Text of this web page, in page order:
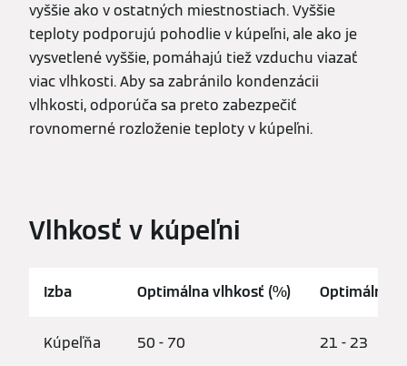
vyššie ako v ostatných miestnostiach. Vyššie
teploty podporujú pohodlie v kúpeľni, ale ako je
vysvetlené vyššie, pomáhajú tiež vzduchu viazať
viac vlhkosti. Aby sa zabránilo kondenzácii
vlhkosti, odporúča sa preto zabezpečiť
rovnomerné rozloženie teploty v kúpeľni.
Vlhkosť v kúpeľni
Izba Optimálna vlhkosť (%) Optimálna
Kúpeľňa 50 - 70 21 - 23